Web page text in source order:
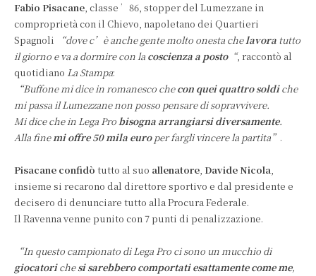
Fabio Pisacane, classe ’86, stopper del Lumezzane in
comproprietà con il Chievo, napoletano dei Quartieri
Spagnoli
“dove c’è anche gente molto onesta chelavora tutto
il giorno e va a dormire con la coscienza a posto“, raccontò al
quotidiano La Stampa:
“Buffone mi dice in romanesco checon quei quattro soldiche
mi passa il Lumezzane non posso pensare di sopravvivere.
Mi dice che in Lega Probisogna arrangiarsi diversamente.
Alla finemi offre 50 mila europer fargli vincere la partita” .
Pisacane confidò tutto al suo allenatore, Davide Nicola,
insieme si recarono dal direttore sportivo e dal presidente e
decisero di denunciare tutto alla Procura Federale.
Il Ravenna venne punito con 7 punti di penalizzazione.
“In questo campionato di Lega Pro ci sono un mucchio di
giocatorichesi sarebbero comportati esattamente come me,